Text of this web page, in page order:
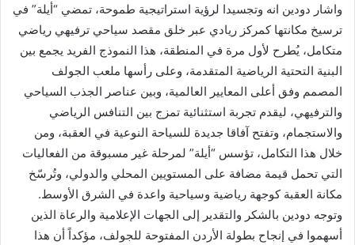
واشار دودين انه وتجسيدا لرؤية استراتيجية طموحة، تمضي “أيلة” في
ترسيخ مكانتها كمركز ‏ريادي عبر خلق مقصد سياحي ترفيهي رياضي
متكامل، يُطرح لأول مرة في المنطقة، هذا ‏النموذج الفريد يجمع بين
البنية التحتية الرياضية المتقدمة، وعلى رأسها ملعب الجولف
المصمم ‏وفق أعلى المعايير العالمية، وبين عناصر الجذب السياحي
والترفيهي، ليقدم تجربة استثنائية ‏تمزج بين التنافس الرياضي
والاستجمام، وتفتح آفاقا جديدة للسياحة النوعية في العقبة، ومن
‏خلال هذا التكامل، تؤسس “أيلة” لمرحلة غير مسبوقة من الفعاليات
التي تحمل قيمة مضافة ‏على المستويين المحلي والدولي، وتُرسّخ
مكانة العقبة كوجهة رياضية وسياحية واعدة في ‏الشرق الأوسط.‏
وتوجه دودين بالشكر والتقدير إلى الجهات الإعلامية والرعاة الذين
أسهموا في إنجاح بطولة ‏الأردن المفتوحة للجولف، مؤكداً أن هذا